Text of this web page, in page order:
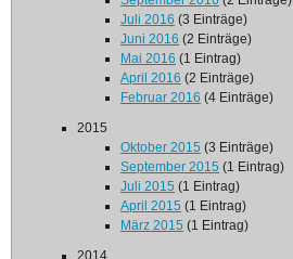
Juli 2016 (3 Einträge)
Juni 2016 (2 Einträge)
Mai 2016 (1 Eintrag)
April 2016 (2 Einträge)
Februar 2016 (4 Einträge)
2015
Oktober 2015 (3 Einträge)
September 2015 (1 Eintrag)
Juli 2015 (1 Eintrag)
April 2015 (1 Eintrag)
März 2015 (1 Eintrag)
2014